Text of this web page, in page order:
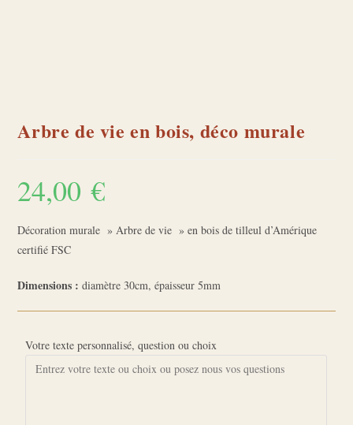
Arbre de vie en bois, déco murale
24,00€
Décoration murale » Arbre de vie » en bois de tilleul d’Amérique
certifié FSC
Dimensions : diamètre 30cm, épaisseur 5mm
Votre texte personnalisé, question ou choix